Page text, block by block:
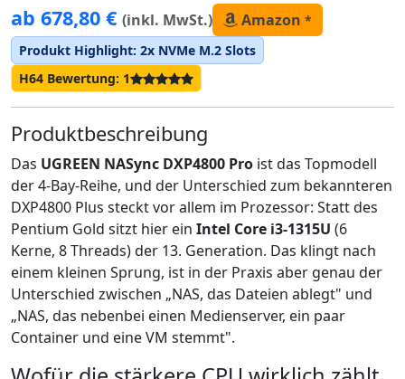
ab 678,80 € (inkl. MwSt.) Amazon *
Produkt Highlight: 2x NVMe M.2 Slots
H64 Bewertung: 1
Produktbeschreibung
Das UGREEN NASync DXP4800 Pro ist das Topmodell
der 4-Bay-Reihe, und der Unterschied zum bekannteren
DXP4800 Plus steckt vor allem im Prozessor: Statt des
Pentium Gold sitzt hier ein Intel Core i3-1315U (6
Kerne, 8 Threads) der 13. Generation. Das klingt nach
einem kleinen Sprung, ist in der Praxis aber genau der
Unterschied zwischen „NAS, das Dateien ablegt" und
„NAS, das nebenbei einen Medienserver, ein paar
Container und eine VM stemmt".